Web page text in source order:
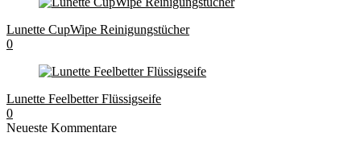
Lunette CupWipe Reinigungstücher
0
Lunette Feelbetter Flüssigseife
0
Neueste Kommentare